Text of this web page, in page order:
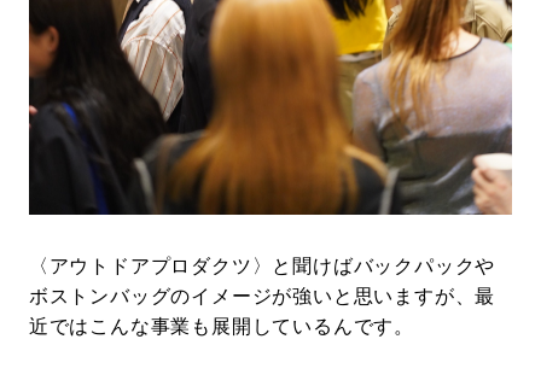
〈アウトドアプロダクツ〉と聞けばバックパックや
ボストンバッグのイメージが強いと思いますが、最
近ではこんな事業も展開しているんです。